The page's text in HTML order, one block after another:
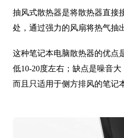
抽风式散热器是将散热器直接
处，通过强力的风扇将热气抽
这种笔记本电脑散热器的优点
低10-20度左右；缺点是噪音大
而且只适用于侧方排风的笔记